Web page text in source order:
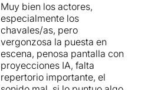
Coco Comín,que
ja havia fetOliver
l'any 2000, ha explicat a EFE
que la idea d'Oliver Twist-
Christmas Story va ser un
encàrrec del director de la
Muy bien los actores,
especialmente los
chavales/as, pero
vergonzosa la puesta en
escena, penosa pantalla con
proyecciones IA, falta
repertorio importante, el